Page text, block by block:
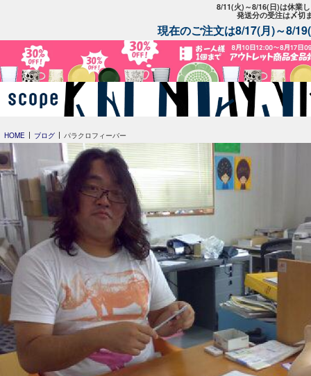
8/11(火)～8/16(日)は休業
発送分の受注は〆切
現在のご注文は8/17(月)～8/
HOME ブログ パラクロフィーバー